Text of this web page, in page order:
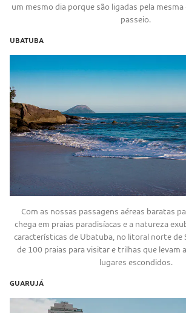
um mesmo dia porque são ligadas pela
passeio.
UBATUBA
Com as nossas passagens aéreas baratas
chega em praias paradisíacas e a natureza
características de Ubatuba, no litoral norte de
de 100 praias para visitar e trilhas que levam
lugares escondidos.
GUARUJÁ